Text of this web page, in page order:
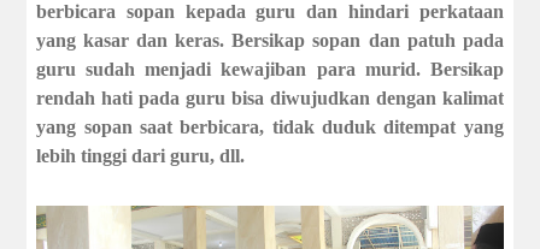
berbicara sopan kepada guru dan hindari perkataan
yang kasar dan keras. Bersikap sopan dan patuh pada
guru sudah menjadi kewajiban para murid. Bersikap
rendah hati pada guru bisa diwujudkan dengan kalimat
yang sopan saat berbicara, tidak duduk ditempat yang
lebih tinggi dari guru, dll.